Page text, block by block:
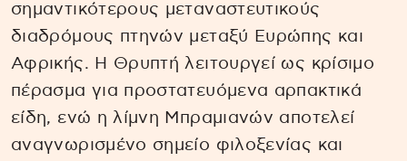
σημαντικότερους μεταναστευτικούς
διαδρόμους πτηνών μεταξύ Ευρώπης και
Αφρικής. Η Θρυπτή λειτουργεί ως κρίσιμο
πέρασμα για προστατευόμενα αρπακτικά
είδη, ενώ η λίμνη Μπραμιανών αποτελεί
αναγνωρισμένο σημείο φιλοξενίας και